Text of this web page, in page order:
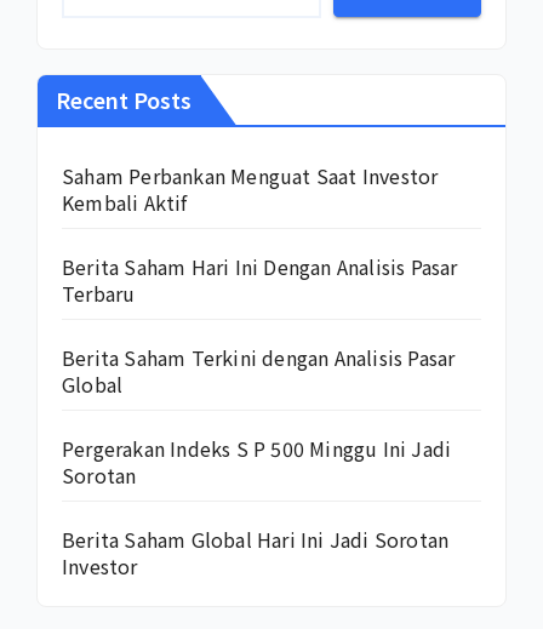
Recent Posts
Saham Perbankan Menguat Saat Investor
Kembali Aktif
Berita Saham Hari Ini Dengan Analisis Pasar
Terbaru
Berita Saham Terkini dengan Analisis Pasar
Global
Pergerakan Indeks S P 500 Minggu Ini Jadi
Sorotan
Berita Saham Global Hari Ini Jadi Sorotan
Investor